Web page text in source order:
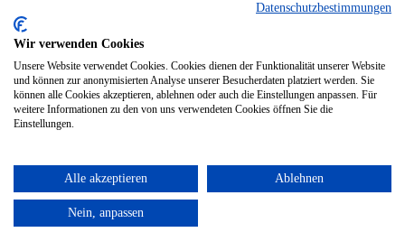
Datenschutzbestimmungen
Wir verwenden Cookies
Unsere Website verwendet Cookies. Cookies dienen der Funktionalität unserer Website
und können zur anonymisierten Analyse unserer Besucherdaten platziert werden. Sie
können alle Cookies akzeptieren, ablehnen oder auch die Einstellungen anpassen. Für
weitere Informationen zu den von uns verwendeten Cookies öffnen Sie die
Einstellungen.
Alle akzeptieren Ablehnen
Nein, anpassen